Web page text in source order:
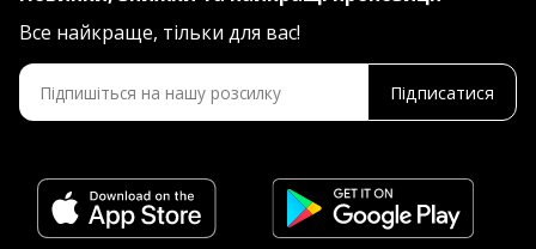
Все найкраще, тільки для вас!
Підписатися